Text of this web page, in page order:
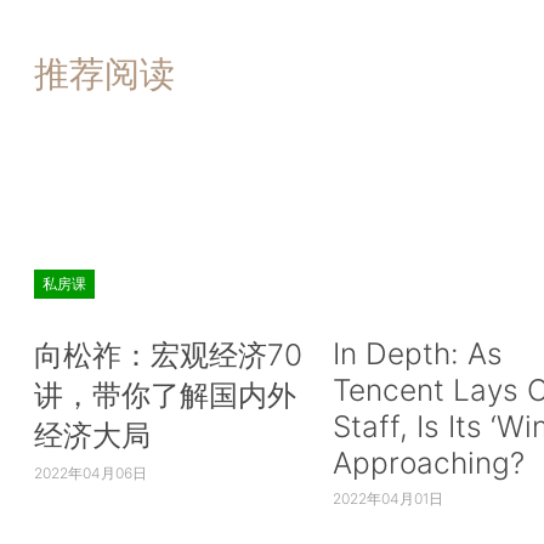
推荐阅读
私房课
向松祚：宏观经济70
讲，带你了解国内外
经济大局
2022年04月06日
In Depth: As
Tencent Lays
Staff, Is Its
Approaching?
2022年04月01日